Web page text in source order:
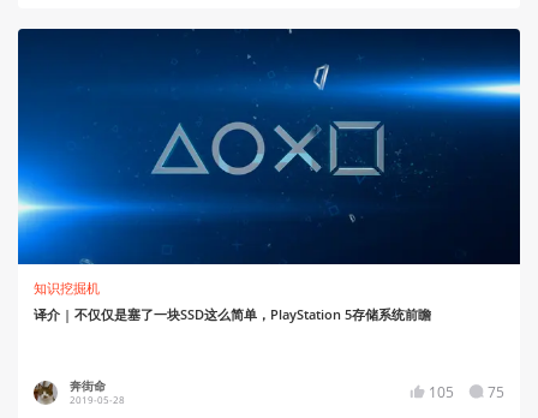
知识挖掘机
译介 | 不仅仅是塞了一块SSD这么简单，PlayStation 5存储系统前瞻
奔街命
2019-05-28 105 75